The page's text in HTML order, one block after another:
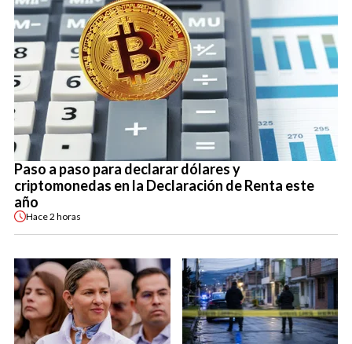
Paso a paso para declarar dólares y
criptomonedas en la Declaración de Renta este
año
Hace2 horas